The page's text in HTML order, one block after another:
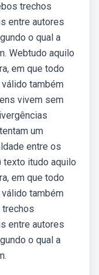
trechos
entre autores
o qual a
Webtudo aquilo
em que todo
também
vivem sem
um
entre os
texto itudo aquilo
em que todo
também
trechos
entre autores
o qual a